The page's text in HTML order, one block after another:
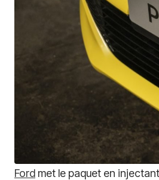
Ford met le paquet en